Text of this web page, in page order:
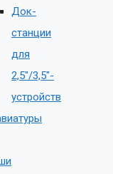
Док-
станции
для
2,5″/3,5″-
устройств